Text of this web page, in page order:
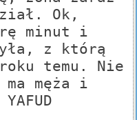
Ok,
minut i
z którą
temu. Nie
męża i